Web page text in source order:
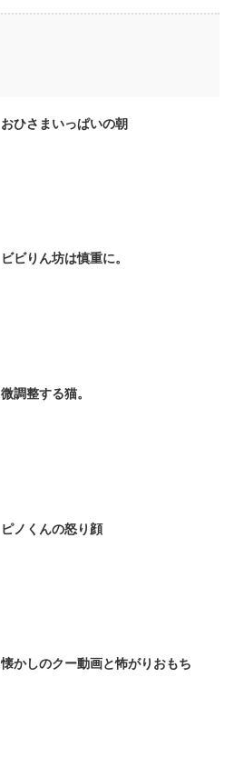
おひさまいっぱいの朝
ビビりん坊は慎重に。
微調整する猫。
ピノくんの怒り顔
懐かしのクー動画と怖がりおもち